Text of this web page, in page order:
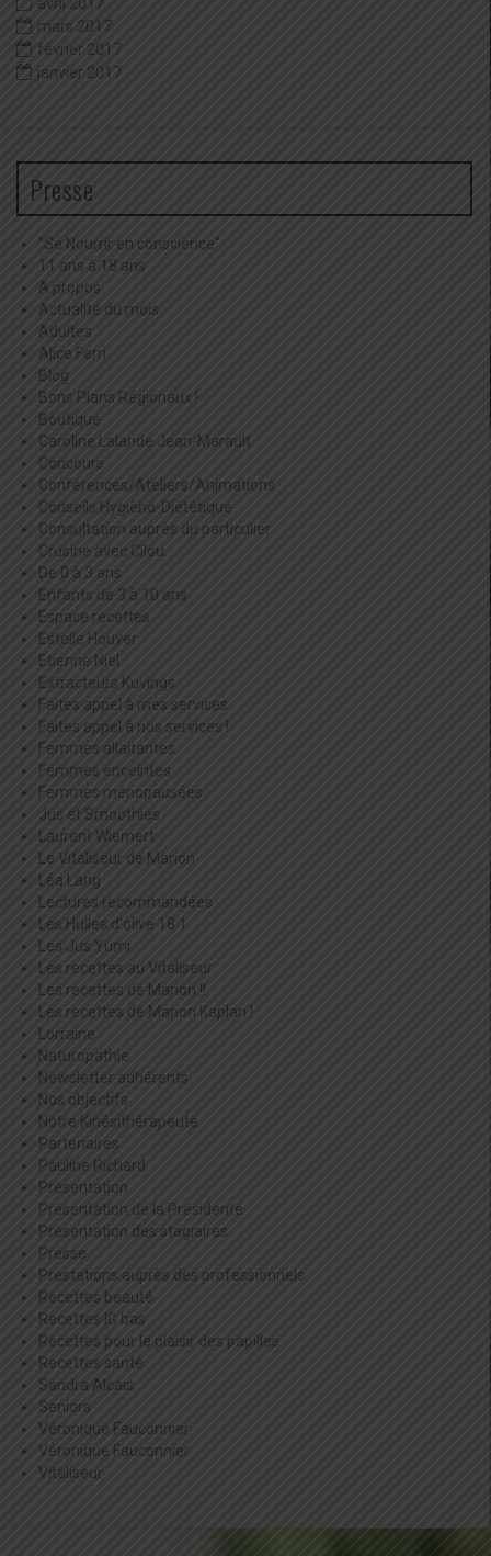
mars 2017
février 2017
janvier 2017
Presse
"Se Nourrir en conscience"
11 ans à 18 ans
A propos
Actualité du mois
Adultes
Alice Ferri
Blog
Bons Plans Régionaux !
Boutique
Caroline Lalande Jean-Marault
Concours
Conférences/Ateliers/Animations
Conseils Hygièno-Diététique
Consultation auprès du particulier
Crusine avec Cilou
De 0 à 3 ans
Enfants de 3 à 10 ans
Espace recettes
Estelle Houver
Etienne Niel
Extracteurs Kuvings
Faites appel à mes services
Faites appel à nos services !
Femmes allaitantes
Femmes enceintes
Femmes ménopausées
Jus et Smoothies
Laurent Wiemert
Le Vitaliseur de Marion
Léa Lang
Lectures recommandées
Les Huiles d'olive 18:1
Les Jus Yumi
Les recettes au Vitaliseur
Les recettes de Marion !!
Les recettes de Marion Kaplan !
Lorraine
Naturopathie
Newsletter adhérents
Nos objectifs
Notre Kinésithérapeute
Partenaires
Pauline Richard
Présentation
Présentation de la Présidente
Présentation des stagiaires
Presse
Prestations auprès des professionnels
Recettes beauté
Recettes IG bas
Recettes pour le plaisir des papilles
Recettes santé
Sandra Alcais
Seniors
Véronique Fauconnier
Véronique Fauconnier
Vitaliseur